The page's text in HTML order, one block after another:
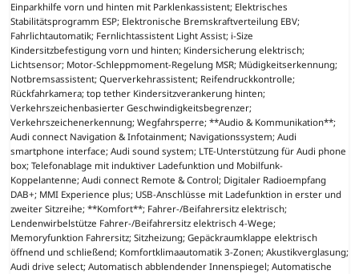
Einparkhilfe vorn und hinten mit Parklenkassistent; Elektrisches
Stabilitätsprogramm ESP; Elektronische Bremskraftverteilung EBV;
Fahrlichtautomatik; Fernlichtassistent Light Assist; i-Size
Kindersitzbefestigung vorn und hinten; Kindersicherung elektrisch;
Lichtsensor; Motor-Schleppmoment-Regelung MSR; Müdigkeitserkennung;
Notbremsassistent; Querverkehrassistent; Reifendruckkontrolle;
Rückfahrkamera; top tether Kindersitzverankerung hinten;
Verkehrszeichenbasierter Geschwindigkeitsbegrenzer;
Verkehrszeichenerkennung; Wegfahrsperre; **Audio & Kommunikation**;
Audi connect Navigation & Infotainment; Navigationssystem; Audi
smartphone interface; Audi sound system; LTE-Unterstützung für Audi phone
box; Telefonablage mit induktiver Ladefunktion und Mobilfunk-
Koppelantenne; Audi connect Remote & Control; Digitaler Radioempfang
DAB+; MMI Experience plus; USB-Anschlüsse mit Ladefunktion in erster und
zweiter Sitzreihe; **Komfort**; Fahrer-/Beifahrersitz elektrisch;
Lendenwirbelstütze Fahrer-/Beifahrersitz elektrisch 4-Wege;
Memoryfunktion Fahrersitz; Sitzheizung; Gepäckraumklappe elektrisch
öffnend und schließend; Komfortklimaautomatik 3-Zonen; Akustikverglasung;
Audi drive select; Automatisch abblendender Innenspiegel; Automatische